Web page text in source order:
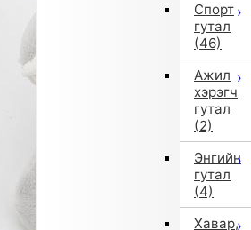
Спорт
гутал
(46)
Ажил
хэрэгч
гутал
(2)
Энгийн
гутал
(4)
Хавар,